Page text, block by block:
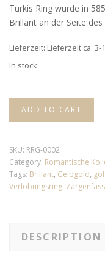
Türkis Ring wurde in
Brillant an der Seite
Lieferzeit: Lieferzeit ca. 3-
In stock
ADD TO CART
SKU: RRG-0002
Category: Romantische
Tags: Brillant, Gelbgold,
Verlobungsring,
DESCRIPTION